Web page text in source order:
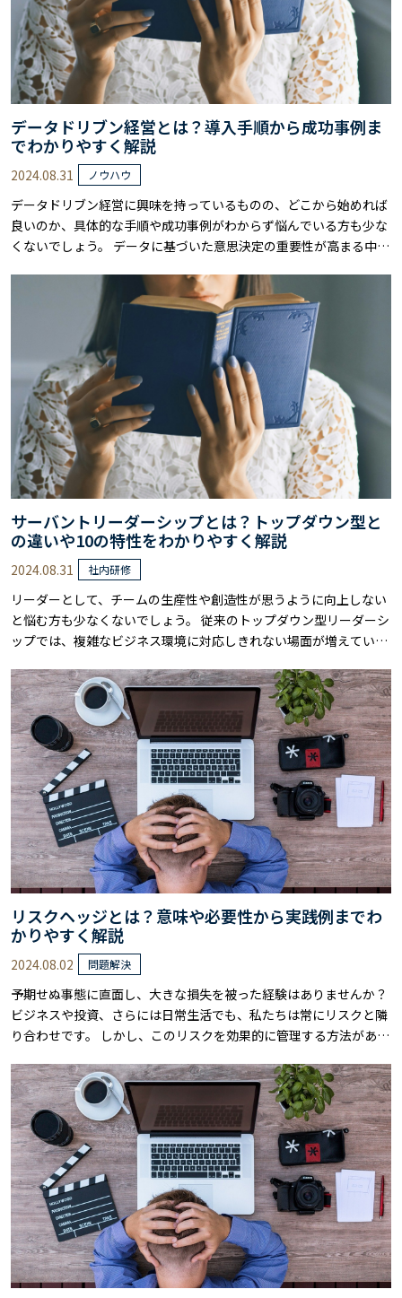
データドリブン経営とは？導入手順から成功事例ま
でわかりやすく解説
2024.08.31 ノウハウ
データドリブン経営に興味を持っているものの、どこから始めれば
良いのか、具体的な手順や成功事例がわからず悩んでいる方も少な
くないでしょう。 データに基づいた意思決定の重要性が高まる中、
単ではありません。 本記事では、データドリブン経営の基本から具
体的な導入ステップ、さらには成功事例までをわかりやすく解説し
ています。 データドリブン経営の概要……
サーバントリーダーシップとは？トップダウン型と
の違いや10の特性をわかりやすく解説
2024.08.31 社内研修
リーダーとして、チームの生産性や創造性が思うように向上しない
と悩む方も少なくないでしょう。 従来のトップダウン型リーダーシ
ップでは、複雑なビジネス環境に対応しきれない場面が増えている
「サーバントリーダーシップ」です。 サーバントリーダーシップス
タイルは、チームメンバーの成長と満足度を重視し、組織全体の持
続的な発展を実現します。 しかし、……
リスクヘッジとは？意味や必要性から実践例までわ
かりやすく解説
2024.08.02 問題解決
予期せぬ事態に直面し、大きな損失を被った経験はありませんか？
ビジネスや投資、さらには日常生活でも、私たちは常にリスクと隣
り合わせです。 しかし、このリスクを効果的に管理する方法があり
必要なのか、どのように実践すれば良いのかと疑問を抱いている人
も少なくないでしょう。 本記事では、リスクヘッジの基本概念から
具体的な実践例、さらには成功さ……